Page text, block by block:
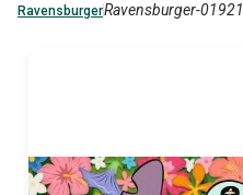
RavensburgerRavensburger-01921